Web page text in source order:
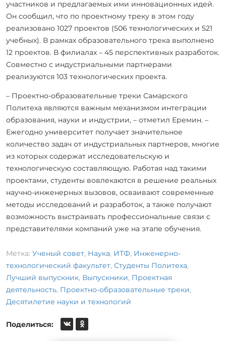
участников и предлагаемых ими инновационных идей.
Он сообщил, что по проектному треку в этом году
реализовано 1027 проектов (506 технологических и 521
учебных). В рамках образовательного трека выполнено
12 проектов. В филиалах – 45 перспективных разработок.
Совместно с индустриальными партнерами
реализуются 103 технологических проекта.
– Проектно-образовательные треки Самарского
Политеха являются важным механизмом интеграции
образования, науки и индустрии, – отметил Еремин. –
Ежегодно университет получает значительное
количество задач от индустриальных партнеров, многие
из которых содержат исследовательскую и
технологическую составляющую. Работая над такими
проектами, студенты вовлекаются в решение реальных
научно-инженерных вызовов, осваивают современные
методы исследований и разработок, а также получают
возможность выстраивать профессиональные связи с
представителями компаний уже на этапе обучения.
Метка: Ученый совет, Наука, ИТФ, Инженерно-
технологический факультет, Студенты Политеха,
Лучший выпускник, Выпускники, Проектная
деятельность, Проектно-образовательные треки,
Десятилетие науки и технологий
Поделиться: